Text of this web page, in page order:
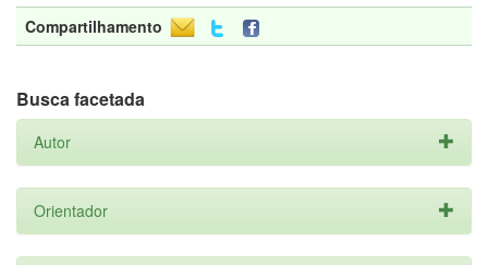
Compartilhamento
Busca facetada
Autor
Orientador